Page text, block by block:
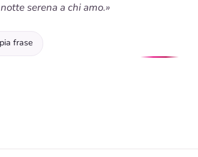
serena a chi amo.»
frase